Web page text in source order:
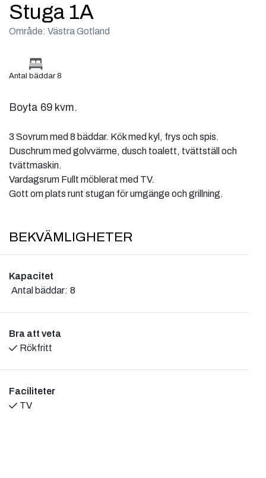
Stuga 1A
Område: Västra Gotland
Antal bäddar 8
Boyta 69 kvm.
3 Sovrum med 8 bäddar. Kök med kyl, frys och spis.
Duschrum med golvvärme, dusch toalett, tvättställ och
tvättmaskin.
Vardagsrum Fullt möblerat med TV.
Gott om plats runt stugan för umgänge och grillning.
BEKVÄMLIGHETER
Kapacitet
Antal bäddar: 8
Bra att veta
Rökfritt
Faciliteter
TV